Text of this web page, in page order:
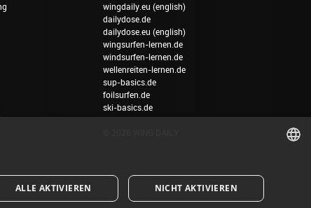
wingdaily.eu (english)
dailydose.de
dailydose.eu (english)
wingsurfen-lernen.de
windsurfen-lernen.de
wellenreiten-lernen.de
sup-basics.de
foilsurfen.de
ski-basics.de
ENGLISH
ALLE AKTIVIEREN NICHT AKTIVIEREN